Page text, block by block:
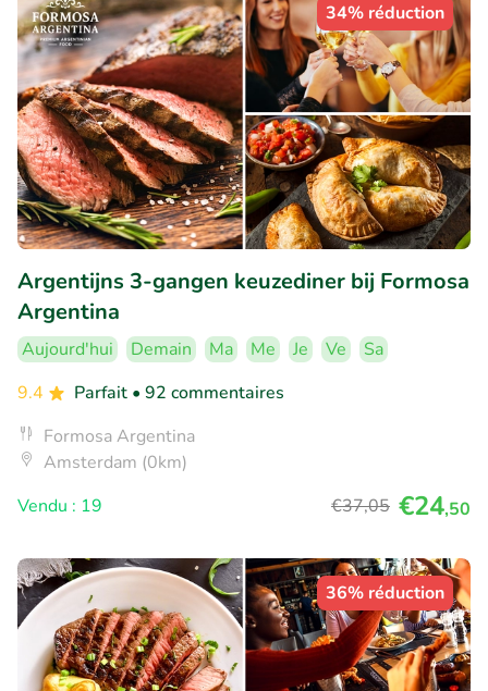
34% réduction
Argentijns 3-gangen keuzediner bij Formosa
Argentina
Aujourd'hui Demain Ma Me Je Ve
Sa
9.4
Parfait • 92 commentaires
Formosa Argentina
Amsterdam (0km)
Vendu : 19
€37,05 €24,50
36% réduction